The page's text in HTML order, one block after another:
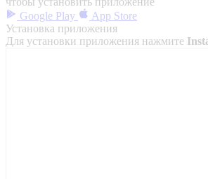
Google Play
App Store
Установка приложения
Для установки приложения нажмите